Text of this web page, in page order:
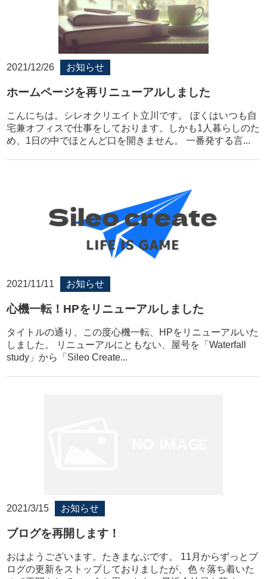
2021/12/26 お知らせ
ホームページを再リニューアルしました
こんにちは。シレオクリエイト立川です。 ぼくはいつも自
宅兼オフィスで仕事をしております。しかも1人暮らしのた
め、1日の中でほとんど口を開きません。 一番発する言...
2021/11/11 お知らせ
心機一転！HPをリニューアルしました
タイトルの通り、この度心機一転、HPをリニューアルいた
しました。 リニューアルにともない、屋号を「Waterfall
study」から「Sileo Create...
2021/3/15 お知らせ
ブログを再開します！
おはようございます。たきまなぶです。 11月からずっとブ
ログの更新をストップしておりましたが、色々落ち着いた